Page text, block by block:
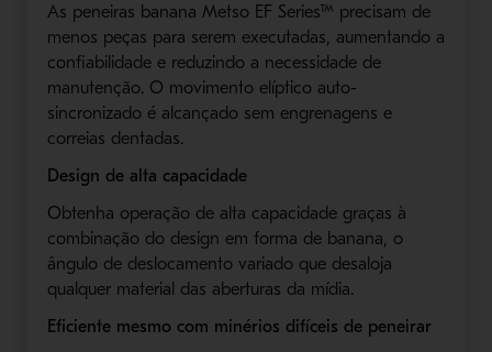
As peneiras banana Metso EF Series™ precisam de
menos peças para serem executadas, aumentando a
confiabilidade e reduzindo a necessidade de
manutenção. O movimento elíptico auto-
sincronizado é alcançado sem engrenagens e
correias dentadas.
Design de alta capacidade
Obtenha operação de alta capacidade graças à
combinação do design em forma de banana, o
ângulo de deslocamento variado que desaloja
qualquer material das aberturas da mídia.
Eficiente mesmo com minérios difíceis de peneirar